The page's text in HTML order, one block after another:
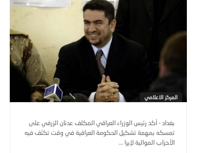
المركز الاعلامي
بغداد - أكد رئيس الوزراء العراقي المكلف عدنان الزرفي على
تمسكه بمهمة تشكيل الحكومة العراقية في وقت تكثف فيه
الأحزاب الموالية لإيرا ...